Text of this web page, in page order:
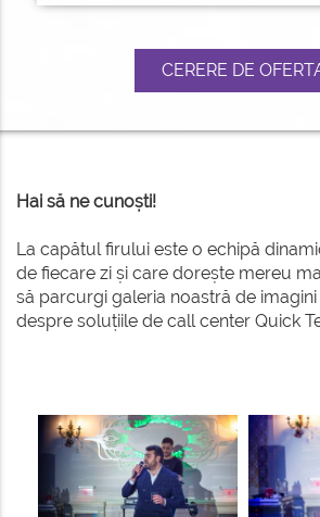
CERERE DE
Hai să ne cunoști!
La capătul firului este o echipă
de fiecare zi și care dorește mereu
să parcurgi galeria noastră de
despre soluțiile de call center Quick